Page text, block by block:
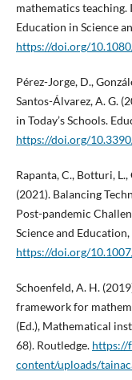
mathematics
Education in Science
https://doi.org/
Pérez-Jorge, D.,
Santos-Álvarez, A. G.
in Today’s Schools.
https://doi.org/
Rapanta, C., Botturi, L.,
(2021). Balancing
Post-pandemic
Science and
https://doi.org/
Schoenfeld, A. H.
framework for
(Ed.), Mathematical
68). Routledge. https://
content/uploads/